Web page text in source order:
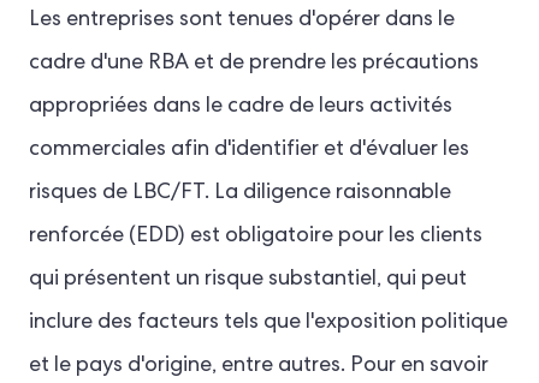
Les entreprises sont tenues d'opérer dans le
cadre d'une RBA et de prendre les précautions
appropriées dans le cadre de leurs activités
commerciales afin d'identifier et d'évaluer les
risques de LBC/FT. La diligence raisonnable
renforcée (EDD) est obligatoire pour les clients
qui présentent un risque substantiel, qui peut
inclure des facteurs tels que l'exposition politique
et le pays d'origine, entre autres. Pour en savoir